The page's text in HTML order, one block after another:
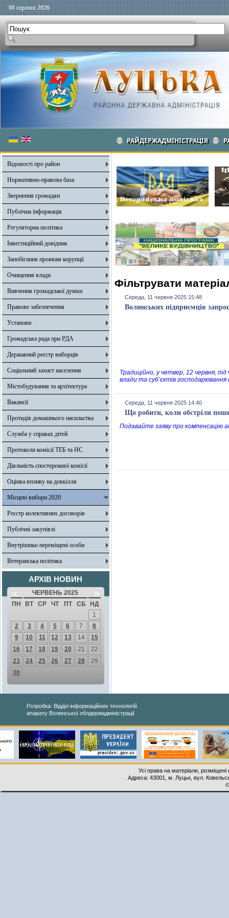
08 серпня 2026
РАЙДЕРЖАДМІНІСТРАЦІЯ
Відомості про район
Нормативно-правова база
Звернення громадян
Публічна інформація
Регуляторна політика
Інвестиційний довідник
Запобігання проявам корупції
Очищення влади
Вивчення громадської думки
Правове забезпечення
Установи
Громадська рада при РДА
Державний реєстр виборців
Соціальний захист населення
Містобудування та архітектура
Вакансії
Протидія домашнього насильства
Служба у справах дітей
Протоколи комісії ТЕБ та НС
Діяльність спостережної комісії
Оцінка впливу на довкілля
Місцеві вибори 2020
Реєстр колективних договорів
Публічні закупівлі
Внутрішньо переміщені особи
Ветеранська політика
АРХІВ НОВИН
« ЧЕРВЕНЬ 2025 »
ПН ВТ СР ЧТ ПТ СБ
НД
1
2
3 4 5 6 7
8
9
10 11 12 13 14
15
16
17 18 19 20 21
22
23
24 25 26 27 28
29
30
Фільтрувати
Середа, 11 червня 2025 15:48
Волинських підприємців
Традиційно, у четвер, 12 червня,
влади та суб’єктів
Середа, 11 червня 2025 14:40
Що робити, коли обстріли
Подавайте заяву про компенсацію
Розробка: Відділ інформаційних технологій
апарату Волинської облдержадміністрації
Усі права на матеріали,
Адреса: 43001, м. Луцьк, вул.